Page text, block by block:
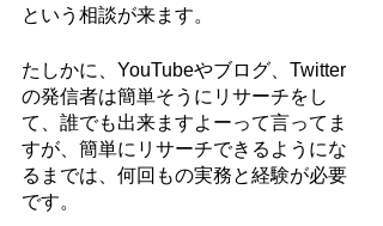
という相談が来ます。
たしかに、YouTubeやブログ、Twitter
の発信者は簡単そうにリサーチをし
て、誰でも出来ますよーって言ってま
すが、簡単にリサーチできるようにな
るまでは、何回もの実務と経験が必要
です。